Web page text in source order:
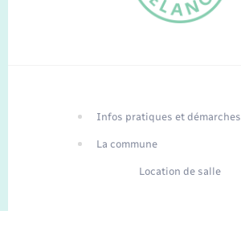
Traduction du
Infos pratiques et démarches
La commune
Location de salle